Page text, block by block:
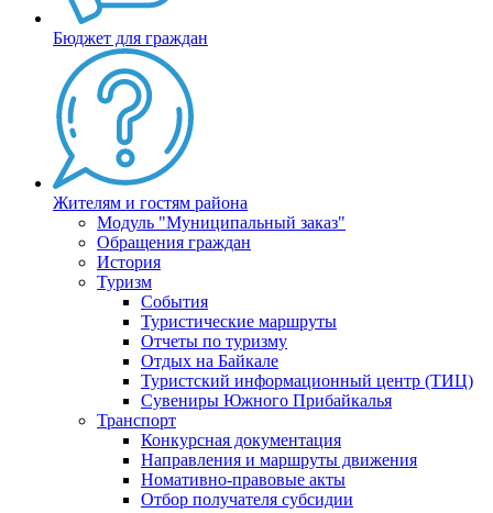
Бюджет для граждан
Жителям и гостям района
Модуль "Муниципальный заказ"
Обращения граждан
История
Туризм
События
Туристические маршруты
Отчеты по туризму
Отдых на Байкале
Туристский информационный центр (ТИЦ)
Сувениры Южного Прибайкалья
Транспорт
Конкурсная документация
Направления и маршруты движения
Номативно-правовые акты
Отбор получателя субсидии